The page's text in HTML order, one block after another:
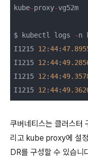
kube-proxy-
$ kubectl logs -n
I1215 12 :44:
I1215 12 :44:
I1215 12 :44:
I1215 12 :44:
쿠버네티스는 클러스
리고 kube proxy에 설
DR를 구성할 수 있습니